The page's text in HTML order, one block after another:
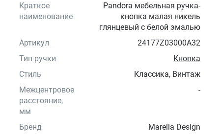
Краткое
наименование
Pandora мебельная ручка-
кнопка малая никель
глянцевый с белой эмалью
Артикул
24177Z03000A32
Тип ручки
Кнопка
Стиль
Классика, Винтаж
Межцентровое
расстояние,
мм
-
Бренд
Marella Design